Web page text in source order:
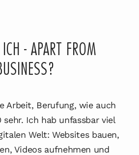
- APART FROM
Arbeit, Berufung, wie auch
sehr. Ich hab unfassbar viel
Welt: Websites bauen,
Videos aufnehmen und